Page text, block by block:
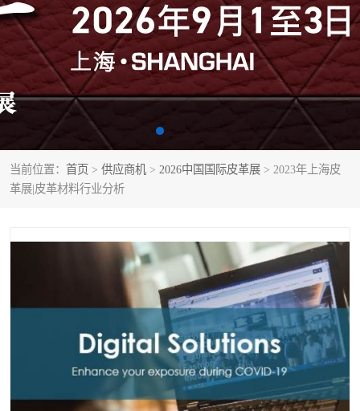
当前位置： 首页 > 供应商机 > 2026中国国际皮革展 > 2023年上海皮
革展|皮革材料行业分析